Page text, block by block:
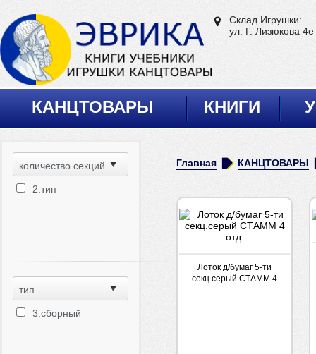
Склад Игрушки:
ул. Г. Лизюкова 4е
КАНЦТОВАРЫ КНИГИ
количество секций
2.тип
тип
3.сборный
Главная КАНЦТОВАРЫ
Лоток д/бумаг 5-ти
секц.серый СТАММ 4